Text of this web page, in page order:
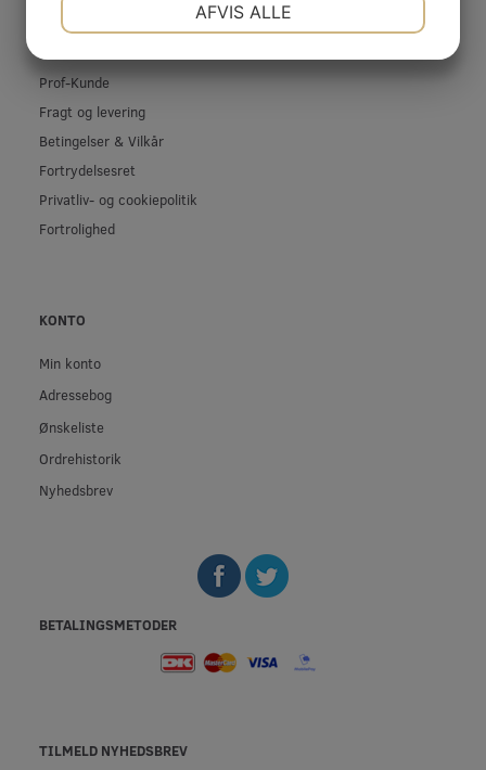
Firma profil
Prof-Kunde
Fragt og levering
Betingelser & Vilkår
Fortrydelsesret
Privatliv- og cookiepolitik
Fortrolighed
KONTO
Min konto
Adressebog
Ønskeliste
Ordrehistorik
Nyhedsbrev
BETALINGSMETODER
TILMELD NYHEDSBREV
AFVIS ALLE